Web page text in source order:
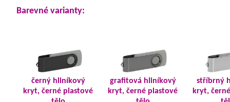
Barevné varianty:
černý hliníkový
kryt, černé plastové
grafitová hliníkový
kryt, černé plastové
stříbrný
kryt,